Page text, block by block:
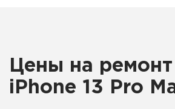
Цены на ремонт
iPhone 13 Pro